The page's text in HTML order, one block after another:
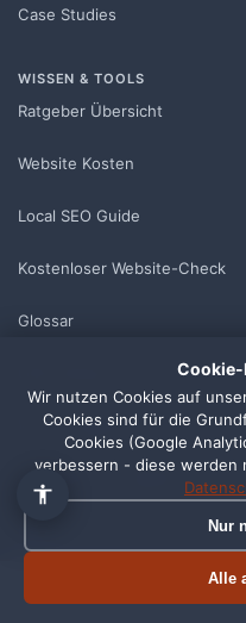
Case Studies
WISSEN & TOOLS
Ratgeber Übersicht
Website Kosten
Local SEO Guide
Kostenloser Website-Check
Glossar
Wix vs. Agentur
WordPress vs. Agentur
Wir nutzen Cookies auf
Cookies sind für die
Cookies (Google
verbessern - diese werden
Nur
Alle